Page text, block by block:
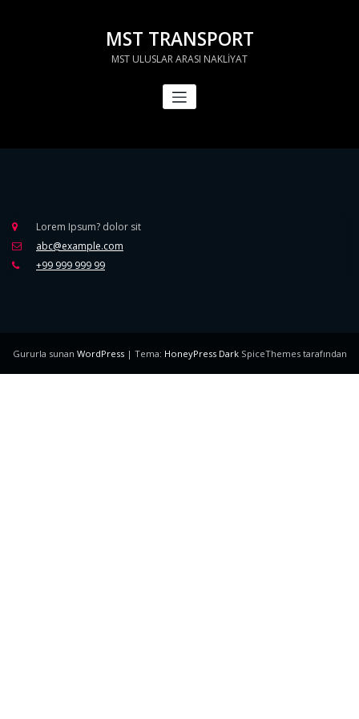
MST TRANSPORT
MST ULUSLAR ARASI NAKLİYAT
Lorem Ipsum? dolor sit
abc@example.com
+99 999 999 99
Gururla sunan WordPress | Tema: HoneyPress DarkSpiceThemes tarafından